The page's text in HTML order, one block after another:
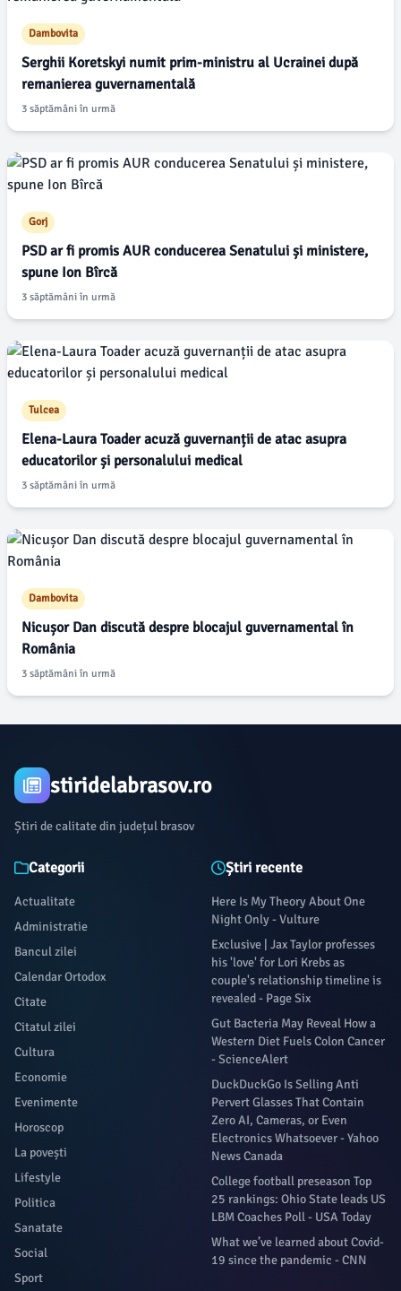
Dambovita
Serghii Koretskyi numit prim-ministru al Ucrainei după
remanierea guvernamentală
3 săptămâni în urmă
Gorj
PSD ar fi promis AUR conducerea Senatului și ministere,
spune Ion Bîrcă
3 săptămâni în urmă
Tulcea
Elena-Laura Toader acuză guvernanții de atac asupra
educatorilor și personalului medical
3 săptămâni în urmă
Dambovita
Nicușor Dan discută despre blocajul guvernamental în
România
3 săptămâni în urmă
stiridelabrasov.ro
Știri de calitate din județul brasov
Categorii
Actualitate
Administratie
Bancul zilei
Calendar Ortodox
Citate
Citatul zilei
Cultura
Economie
Evenimente
Horoscop
La povești
Lifestyle
Politica
Sanatate
Social
Sport
Știri recente
Here Is My Theory About One
Night Only - Vulture
Exclusive | Jax Taylor professes
his 'love' for Lori Krebs as
couple's relationship timeline is
revealed - Page Six
Gut Bacteria May Reveal How a
Western Diet Fuels Colon Cancer
- ScienceAlert
DuckDuckGo Is Selling Anti
Pervert Glasses That Contain
Zero AI, Cameras, or Even
Electronics Whatsoever - Yahoo
News Canada
College football preseason Top
25 rankings: Ohio State leads US
LBM Coaches Poll - USA Today
What we’ve learned about Covid-
19 since the pandemic - CNN